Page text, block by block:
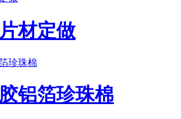
材定做
铝箔珍珠棉